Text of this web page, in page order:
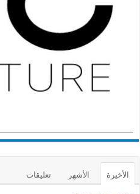
الأخيرة الأشهر تعليقات